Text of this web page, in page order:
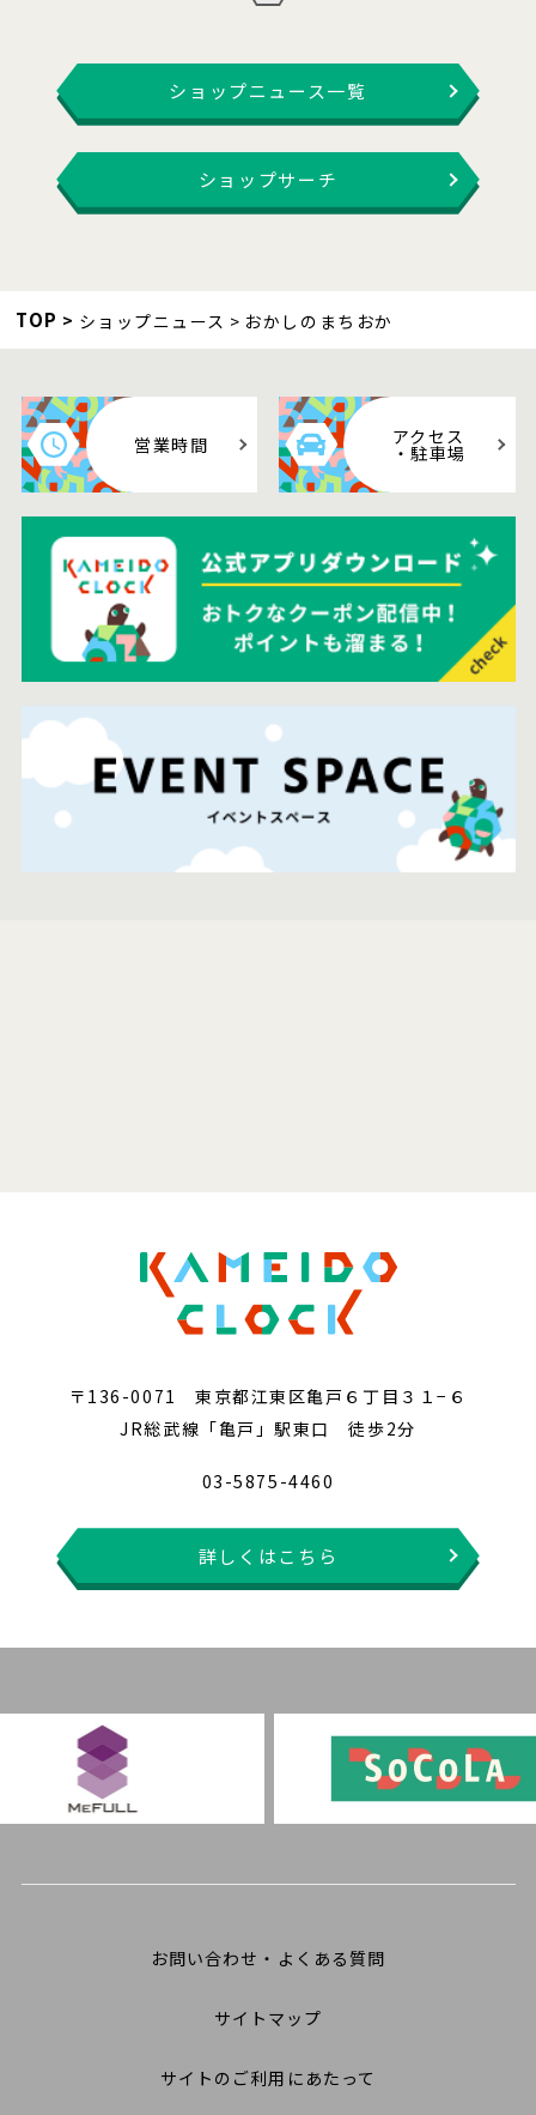
ショップニュース一覧
ショップサーチ
TOP ショップニュース おかしのまちおか
営業時間 アクセス
・駐車場
〒136-0071 東京都江東区亀戸６丁目３１−６
JR総武線「亀戸」駅東口 徒歩2分
03-5875-4460
詳しくはこちら
お問い合わせ・よくある質問
サイトマップ
サイトのご利用にあたって